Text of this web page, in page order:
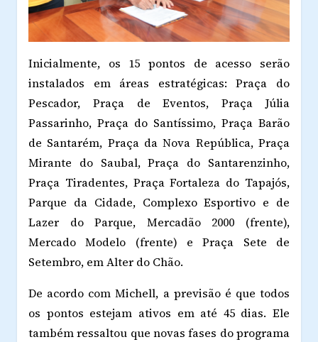
Inicialmente, os 15 pontos de acesso serão
instalados em áreas estratégicas: Praça do
Pescador, Praça de Eventos, Praça Júlia
Passarinho, Praça do Santíssimo, Praça Barão
de Santarém, Praça da Nova República, Praça
Mirante do Saubal, Praça do Santarenzinho,
Praça Tiradentes, Praça Fortaleza do Tapajós,
Parque da Cidade, Complexo Esportivo e de
Lazer do Parque, Mercadão 2000 (frente),
Mercado Modelo (frente) e Praça Sete de
Setembro, em Alter do Chão.
De acordo com Michell, a previsão é que todos
os pontos estejam ativos em até 45 dias. Ele
também ressaltou que novas fases do programa